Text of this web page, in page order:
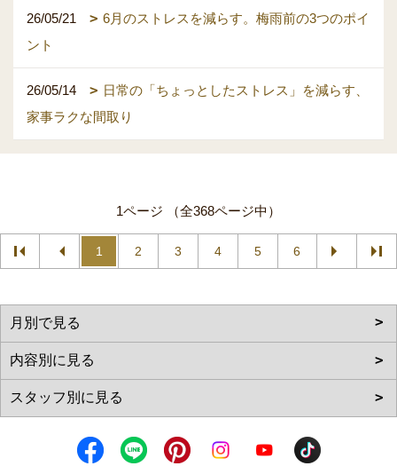
26/05/21
6月のストレスを減らす。梅雨前の3つのポイ
ント
26/05/14
日常の「ちょっとしたストレス」を減らす、
家事ラクな間取り
1ページ （全368ページ中）
1 2 3 4 5 6